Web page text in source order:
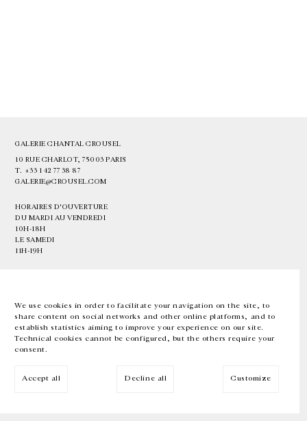
We use cookies in order to facilitate your navigation on the site, to
share content on social networks and other online platforms, and to
establish statistics aiming to improve your experience on our site.
Technical cookies cannot be configured, but the others require your
consent.
Accept all Decline all Customize
GALERIE CHANTAL CROUSEL
10 RUE CHARLOT, 75003 PARIS
T. +33 1 42 77 38 87
GALERIE@CROUSEL.COM
HORAIRES D'OUVERTURE
DU MARDI AU VENDREDI
10H-18H
LE SAMEDI
11H-19H
EN FR 中文 Facebook Instagram
Inscrivez-vous à notre newsletter